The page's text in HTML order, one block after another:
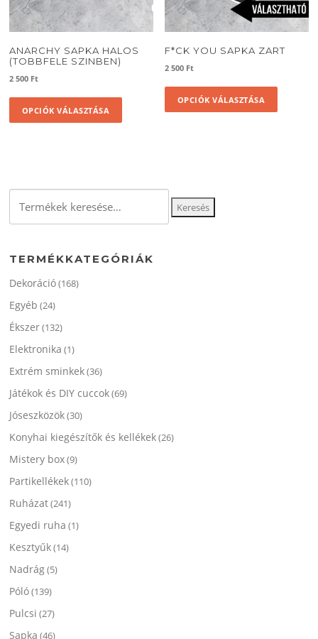
ki
ANARCHY SAPKA HALOS
(TOBBFELE SZINBEN)
2 500 Ft
OPCIÓK VÁLASZTÁSA
Ennek
A
a
választhatók
F*CK YOU SAPKA ZART
2 500 Ft
OPCIÓK VÁLASZTÁSA
Ennek
következőre:
Keresés
TERMÉKKATEGÓRIÁK
Dekoráció(168)
Egyéb (24)
Ékszer(132)
Elektronika (1)
Extrém sminkek(36)
Játékok és DIY cuccok(69)
Jóseszközök(30)
Konyhai kiegészítők és kellékek(26)
Mistery box(9)
Partikellékek(110)
Ruházat(241)
Egyedi ruha (1)
Kesztyűk(14)
Nadrág(5)
Póló(139)
Pulcsi (27)
Sapka (46)